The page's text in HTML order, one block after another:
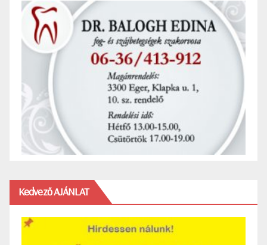
Kedvező AJÁNLAT